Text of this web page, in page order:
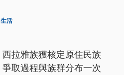
生活
西拉雅族獲核定原住民族
爭取過程與族群分布一次